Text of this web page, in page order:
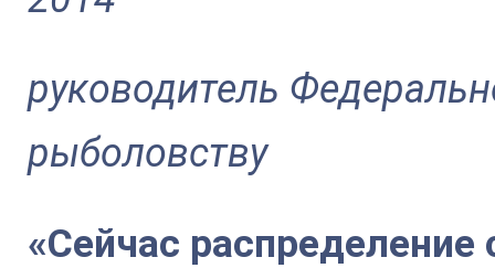
руководитель
рыболовству
«Сейчас распределение